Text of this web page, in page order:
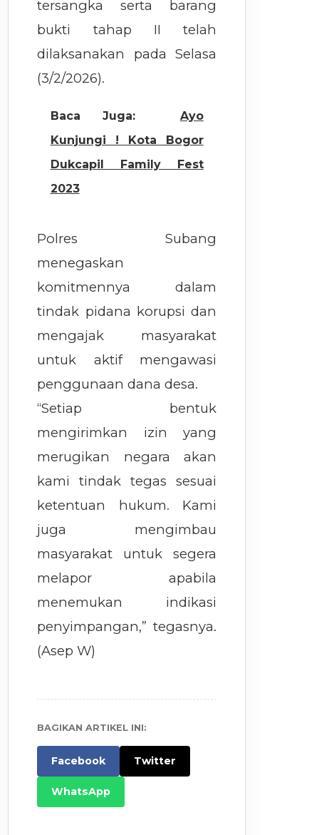
tersangka serta barang
bukti tahap II telah
dilaksanakan pada Selasa
(3/2/2026).
Baca Juga:
Ayo
Kunjungi ! Kota Bogor
Dukcapil Family Fest
2023
Polres Subang
menegaskan
komitmennya dalam
tindak pidana korupsi dan
mengajak masyarakat
untuk aktif mengawasi
penggunaan dana desa.
“Setiap bentuk
mengirimkan izin yang
merugikan negara akan
kami tindak tegas sesuai
ketentuan hukum. Kami
juga mengimbau
masyarakat untuk segera
melapor apabila
menemukan indikasi
penyimpangan,” tegasnya.
(Asep W)
BAGIKAN ARTIKEL INI:
Facebook Twitter
WhatsApp